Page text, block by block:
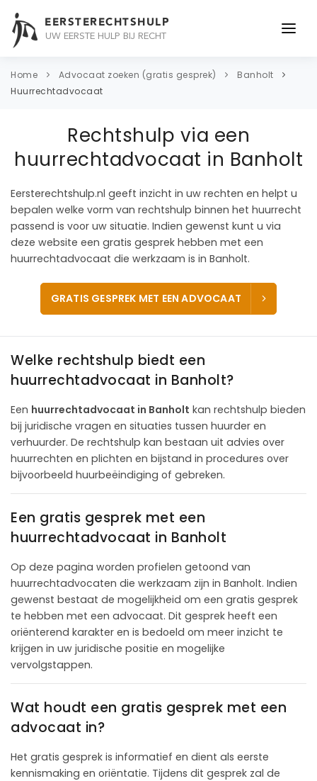
EERSTERECHTSHULP
UW EERSTE HULP BIJ RECHT
ONDERWERPEN
ADVOCAAT
OVER ONS
CONTACT
Home Advocaat zoeken (gratis gesprek)
Banholt
Huurrechtadvocaat
Rechtshulp via een
huurrechtadvocaat in Banholt
Eersterechtshulp.nl geeft inzicht in uw rechten en helpt u
bepalen welke vorm van rechtshulp binnen het huurrecht
passend is voor uw situatie. Indien gewenst kunt u via
deze website een gratis gesprek hebben met een
huurrechtadvocaat die werkzaam is in Banholt.
GRATIS GESPREK MET EEN ADVOCAAT
Welke rechtshulp biedt een
huurrechtadvocaat in Banholt?
Een huurrechtadvocaat in Banholt kan rechtshulp bieden
bij juridische vragen en situaties tussen huurder en
verhuurder. De rechtshulp kan bestaan uit advies over
huurrechten en plichten en bijstand in procedures over
bijvoorbeeld huurbeëindiging of gebreken.
Een gratis gesprek met een
huurrechtadvocaat in Banholt
Op deze pagina worden profielen getoond van
huurrechtadvocaten die werkzaam zijn in Banholt. Indien
gewenst bestaat de mogelijkheid om een gratis gesprek
te hebben met een advocaat. Dit gesprek heeft een
oriënterend karakter en is bedoeld om meer inzicht te
krijgen in uw juridische positie en mogelijke
vervolgstappen.
Wat houdt een gratis gesprek met een
advocaat in?
Het gratis gesprek is informatief en dient als eerste
kennismaking en oriëntatie. Tijdens dit gesprek zal de